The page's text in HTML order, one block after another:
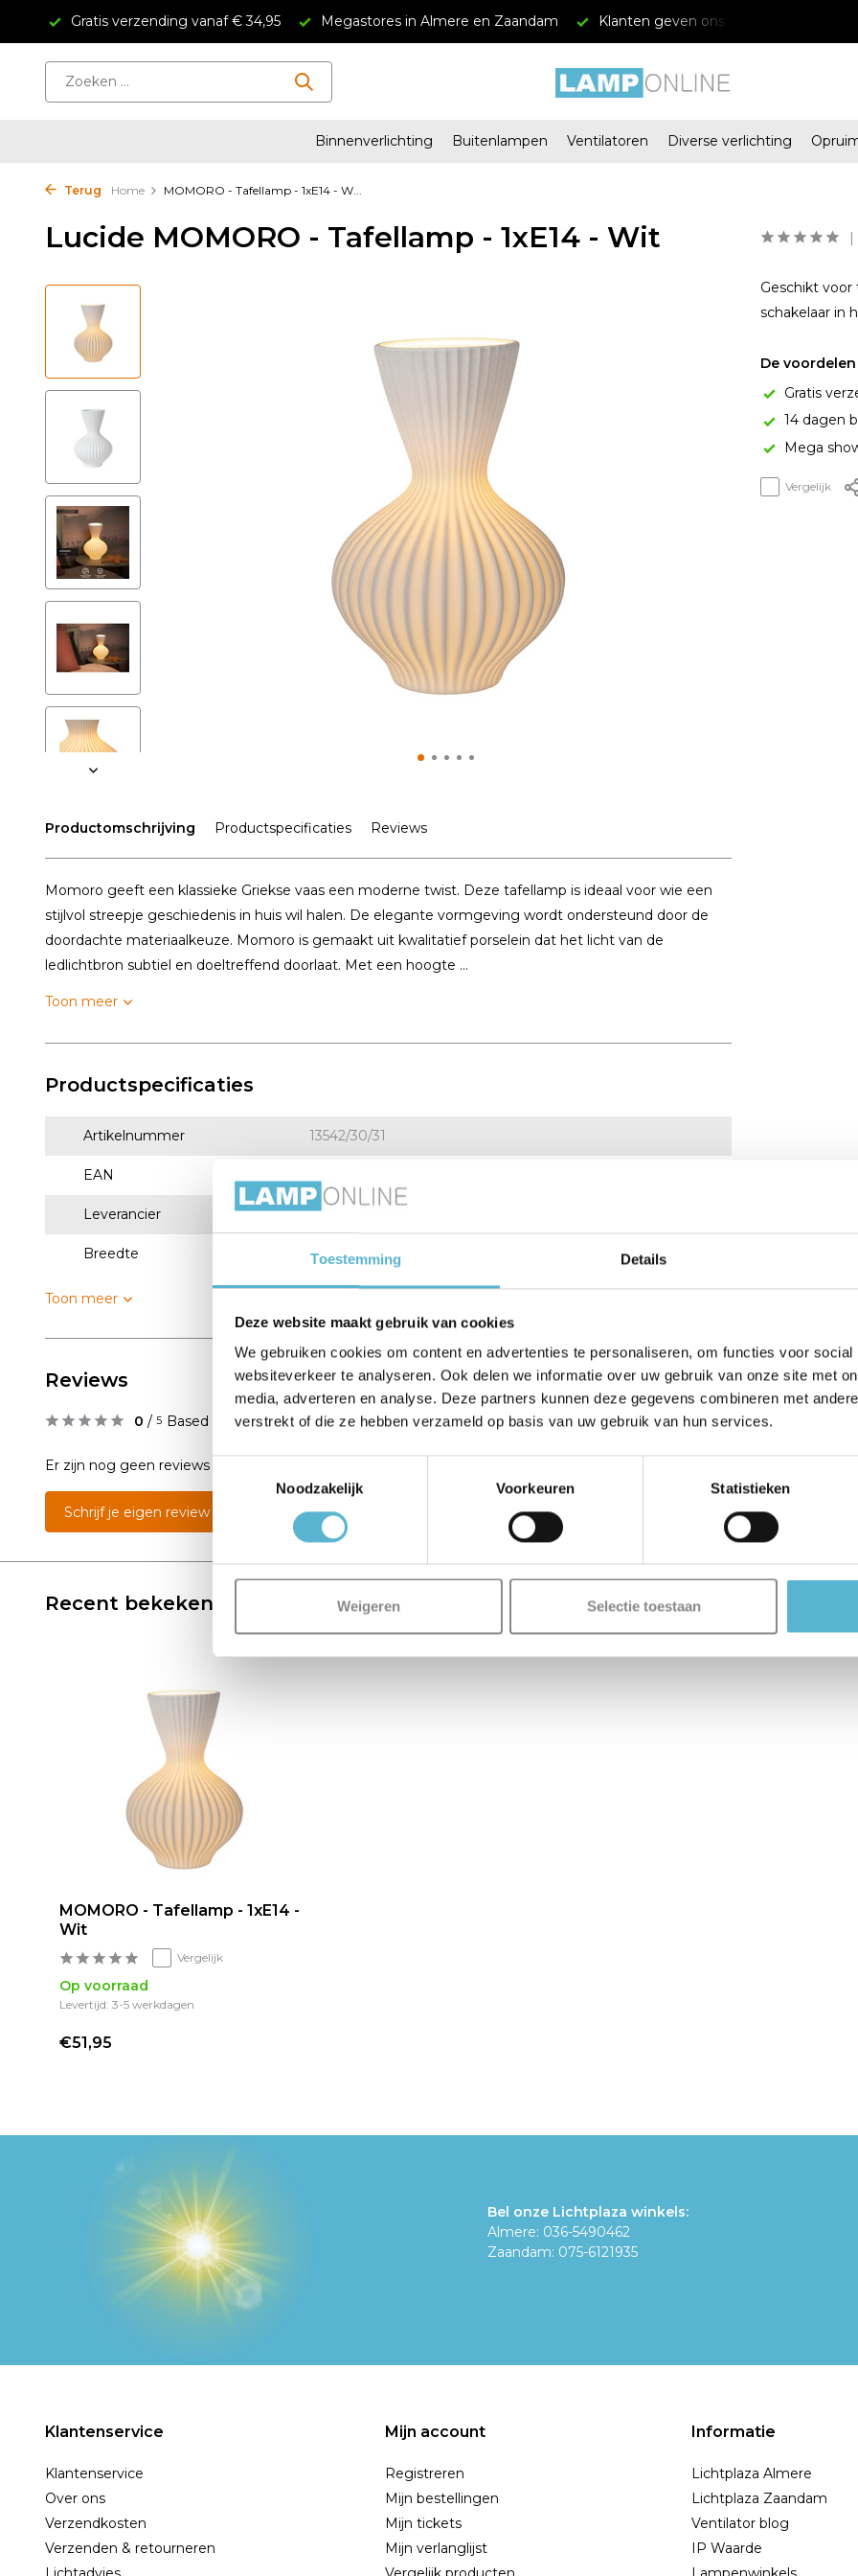
Toestemming Details
Deze website maakt gebruik van cookies
We gebruiken cookies om content en advertenties te personaliseren, om functies voor
websiteverkeer te analyseren. Ook delen we informatie over uw gebruik van onze site met
media, adverteren en analyse. Deze partners kunnen deze gegevens combineren met
verstrekt of die ze hebben verzameld op basis van uw gebruik van hun services.
Noodzakelijk
Voorkeuren Statistieken
Weigeren Selectie toestaan
Gratis verzending vanaf € 34,95 Megastores in Almere en Zaandam Klanten geven ons een 4.5/5
Binnenverlichting Buitenlampen Ventilatoren Diverse verlichting
Terug Home MOMORO - Tafellamp - 1xE14 - W...
Lucide MOMORO - Tafellamp - 1xE14 - Wit
Productomschrijving Productspecificaties Reviews
Momoro geeft een klassieke Griekse vaas een moderne twist. Deze tafellamp is ideaal voor wie een
stijlvol streepje geschiedenis in huis wil halen. De elegante vormgeving wordt ondersteund door de
doordachte materiaalkeuze. Momoro is gemaakt uit kwalitatief porselein dat het licht van de
ledlichtbron subtiel en doeltreffend doorlaat. Met een hoogte ...
Toon meer
Productspecificaties
Artikelnummer 13542/30/31
EAN
Leverancier Lucide
Breedte 19,7
Toon meer
Geschikt
schakelaar in
De
Gratis
14 dagen
Mega
Vergelijk
Reviews
0 / 5 Based on 0 reviews
Er zijn nog geen reviews geschreven over dit product..
Schrijf je eigen review
Recent bekeken
MOMORO - Tafellamp - 1xE14 -
Wit
Vergelijk
Op voorraad
Levertijd: 3-5 werkdagen
€51,95
Bel onze Lichtplaza winkels:
Almere: 036-5490462
Zaandam: 075-6121935
Klantenservice
Klantenservice
Over ons
Verzendkosten
Verzenden & retourneren
Mijn account
Registreren
Mijn bestellingen
Mijn tickets
Mijn verlanglijst
Informatie
Lichtplaza Almere
Lichtplaza Zaandam
Ventilator blog
IP Waarde